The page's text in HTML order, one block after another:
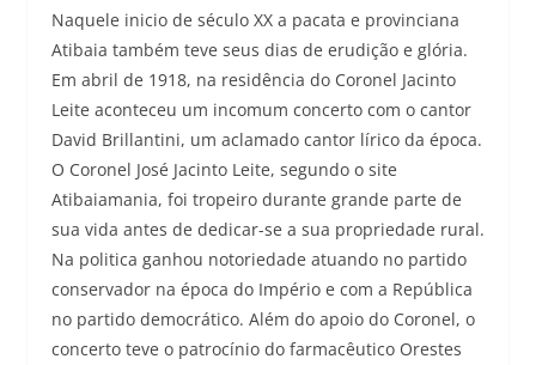
Naquele inicio de século XX a pacata e provinciana
Atibaia também teve seus dias de erudição e glória.
Em abril de 1918, na residência do Coronel Jacinto
Leite aconteceu um incomum concerto com o cantor
David Brillantini, um aclamado cantor lírico da época.
O Coronel José Jacinto Leite, segundo o site
Atibaiamania, foi tropeiro durante grande parte de
sua vida antes de dedicar-se a sua propriedade rural.
Na politica ganhou notoriedade atuando no partido
conservador na época do Império e com a República
no partido democrático. Além do apoio do Coronel, o
concerto teve o patrocínio do farmacêutico Orestes